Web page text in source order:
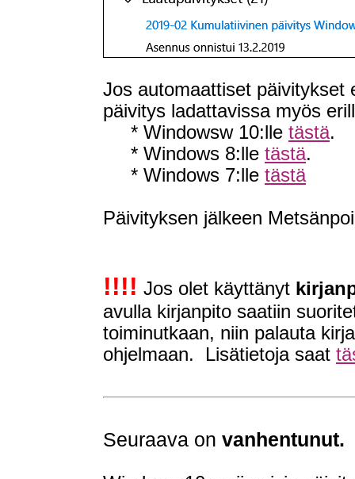
Jos automaattiset päivitykset
päivitys ladattavissa myös
* Windowsw 10:lle tästä.
* Windows 8:lle tästä.
* Windows 7:lle tästä
Päivityksen jälkeen
!!!! Jos olet käyttänyt
avulla kirjanpito saatiin
toiminutkaan, niin palauta
ohjelmaan. Lisätietoja saat
Seuraava on vanhentunut.